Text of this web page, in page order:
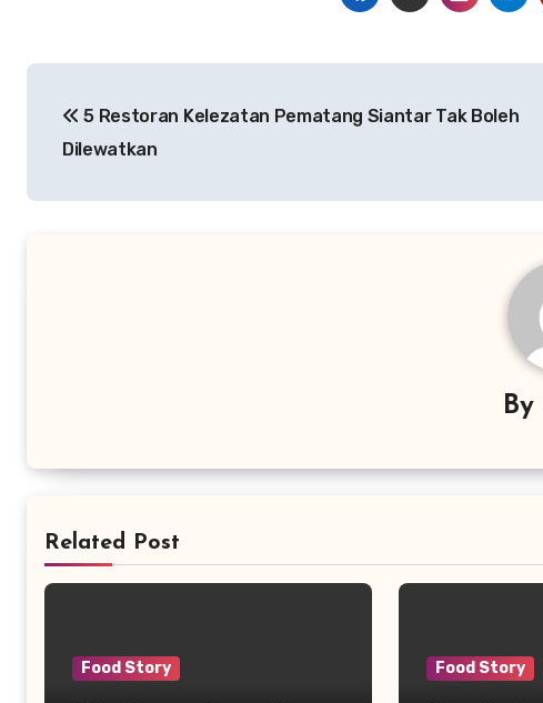
pos 5 Restoran Kelezatan Pematang Siantar Tak Boleh
Dilewatkan
By
Related Post
Food Story Food Story